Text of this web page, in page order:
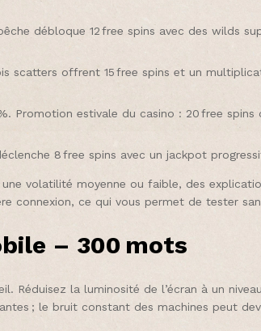
débloque 12 free spins avec des wilds
scatters offrent 15 free spins et un
Promotion estivale du casino : 20 free
8 free spins avec un jackpot
volatilité moyenne ou faible, des
connexion, ce qui vous permet de tester
– 300 mots
la luminosité de l’écran à un
; le bruit constant des machines peut